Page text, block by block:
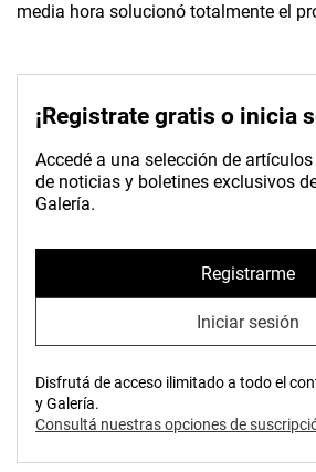
media hora solucionó totalmente el
¡Registrate gratis o inicia
Accedé a una selección de
de noticias y boletines exclusivos
Galería.
Registrarme
Iniciar sesión
Disfrutá de acceso ilimitado a todo el
y Galería.
Consultá nuestras opciones de